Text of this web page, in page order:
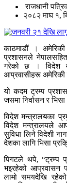
राजधानी
२०८२ माघ १,
काठमाडौं ।
प्रशासनले
गरेको छ । विदेश
आप्रवासीहरू अमेरिकी
यो कदम ट्रम्प
जसमा निर्वासन र
विदेश मन्त्रालयका
विदेश मन्त्रालयले
सुविधा लिने विदेशी
देशका लागि भिसा
पिगटले थपे, “ट्रम्प
भइरहेको आप्रवासन
लामो समयदेखि